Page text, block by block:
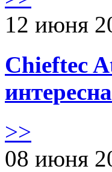
12 июня
Chieftec
>>
08 июня